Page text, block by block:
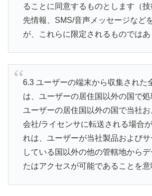
ることに同意するものとします（
先情報、SMS/音声メッセージなど
が、これらに限定されるものではあ
6.3 ユーザーの端末から収集された
は、ユーザーの居住国以外の国で処
ユーザーの居住国以外の国で当社
会社/ライセンサに転送される場合
れは、ユーザーが当社製品およびサ
している国以外の他の管轄地からデ
たはアクセスが可能であることを